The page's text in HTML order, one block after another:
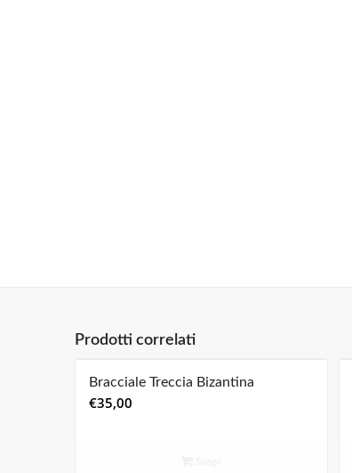
Prodotti correlati
Bracciale Treccia Bizantina
€35,00